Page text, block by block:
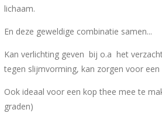
lichaam.
En deze geweldige combinatie samen...
Kan verlichting geven bij o.a het
tegen slijmvorming, kan zorgen voor
Ook ideaal voor een kop thee mee te
graden)